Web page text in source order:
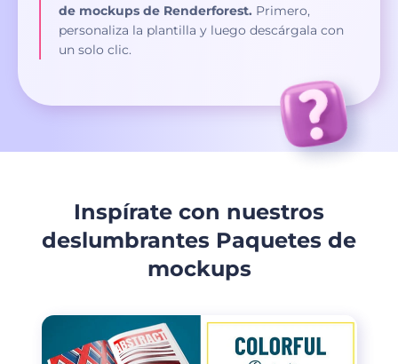
de mockups de Renderforest. Primero,
personaliza la plantilla y luego descárgala con
un solo clic.
Inspírate con nuestros
deslumbrantes Paquetes de
mockups